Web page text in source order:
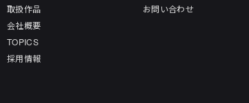
取扱作品
会社概要
TOPICS
採用情報
お問い合わせ